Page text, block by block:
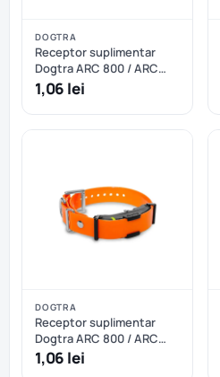
DOGTRA
Receptor suplimentar
Dogtra ARC 800 / ARC
802 - Camuflaj
1,06 lei
DOGTRA
Receptor suplimentar
Dogtra ARC 800 / ARC
802 - Portocaliu
1,06 lei